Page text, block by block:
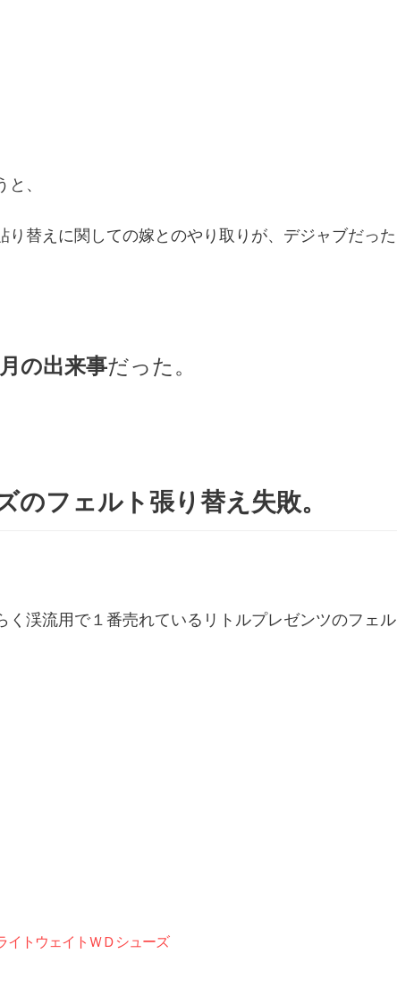
、
り替えに関しての嫁とのやり取りが、デジャブだった
の出来事だった。
のフェルト張り替え失敗。
く渓流用で１番売れているリトルプレゼンツのフェル
イトウェイトＷＤシューズ